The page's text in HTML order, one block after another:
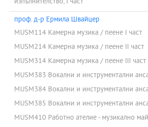
проф. д-р Ермила Швайцер
MUSM114 Камерна музика / пеене I част
MUSM214 Камерна музика / пеене ІІ част
MUSM314 Камерна музика / пеене ІІІ част
MUSM383 Вокални и инструментални
MUSM384 Вокални и инструментални
MUSM385 Вокални и инструментални
MUSM410 Работно ателие - музикално